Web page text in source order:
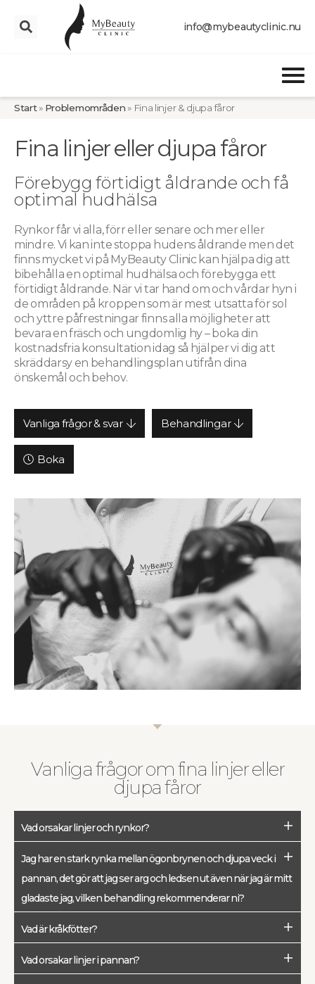
info@mybeautyclinic.nu
Start » Problemområden » Fina linjer & djupa fåror
Fina linjer eller djupa fåror
Förebygg förtidigt åldrande och få
optimal hudhälsa
Rynkor får vi alla, förr eller senare och mer eller
mindre. Vi kan inte stoppa hudens åldrande men det
finns mycket vi på MyBeauty Clinic kan hjälpa dig att
bibehålla en optimal hudhälsa och förebygga ett
förtidigt åldrande. När vi tar hand om och vårdar hyn i
de områden på kroppen som är mest utsatta för sol
och yttre påfrestningar finns alla möjligheter att
bevara en fräsch och ungdomlig hy – boka din
kostnadsfria konsultation idag så hjälper vi dig att
skräddarsy en behandlingsplan utifrån dina
önskemål och behov.
Vanliga frågor & svar Behandlingar
Boka
Vanliga frågor om fina linjer eller
djupa fåror
Vad orsakar linjer och rynkor?
Jag har en stark rynka mellan ögonbrynen och djupa veck i
pannan, det gör att jag ser arg och ledsen ut även när jag är mitt
gladaste jag, vilken behandling rekommenderar ni?
Vad är kråkfötter?
Vad orsakar linjer i pannan?